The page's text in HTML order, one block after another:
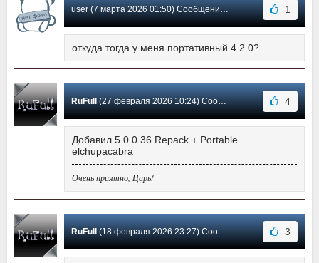
user (7 марта 2026 01:50) Сообщение #1546 1
откуда тогда у меня портативный 4.2.0?
RuFull(27 февраля 2026 10:24) Сообщение #1545 4
Добавил 5.0.0.36 Repack + Portable
elchupacabra
Очень приятно, Царь!
RuFull(18 февраля 2026 23:27) Сообщение #1544 3